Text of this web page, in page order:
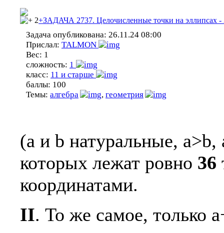
2+ЗАДАЧА 2737. Целочисленные точки на эллипсах -
Задача опубликована: 26.11.24 08:00
Прислал: TALMON
Вес: 1
сложность: 1
класс: 11 и старше
баллы: 100
Темы: алгебра , геометрия
(a и b натуральные, a>b,
которых лежат ровно 36
координатами.
II. То же самое, только